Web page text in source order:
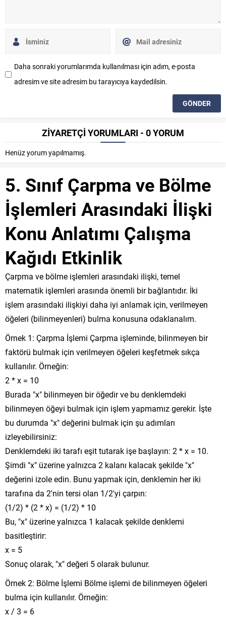
Daha sonraki yorumlarımda kullanılması için adım, e-posta
adresim ve site adresim bu tarayıcıya kaydedilsin.
ZİYARETÇİ YORUMLARI - 0 YORUM
Henüz yorum yapılmamış.
5. Sınıf Çarpma ve Bölme
İşlemleri Arasındaki İlişki
Konu Anlatımı Çalışma
Kağıdı Etkinlik
Çarpma ve bölme işlemleri arasındaki ilişki, temel
matematik işlemleri arasında önemli bir bağlantıdır. İki
işlem arasındaki ilişkiyi daha iyi anlamak için, verilmeyen
öğeleri (bilinmeyenleri) bulma konusuna odaklanalım.
Örnek 1: Çarpma İşlemi Çarpma işleminde, bilinmeyen bir
faktörü bulmak için verilmeyen öğeleri keşfetmek sıkça
kullanılır. Örneğin:
2 * x = 10
Burada "x" bilinmeyen bir öğedir ve bu denklemdeki
bilinmeyen öğeyi bulmak için işlem yapmamız gerekir. İşte
bu durumda "x" değerini bulmak için şu adımları
izleyebilirsiniz:
Denklemdeki iki tarafı eşit tutarak işe başlayın: 2 * x = 10.
Şimdi "x" üzerine yalnızca 2 kalanı kalacak şekilde "x"
değerini izole edin. Bunu yapmak için, denklemin her iki
tarafına da 2'nin tersi olan 1/2'yi çarpın:
(1/2) * (2 * x) = (1/2) * 10
Bu, "x" üzerine yalnızca 1 kalacak şekilde denklemi
basitleştirir:
x = 5
Sonuç olarak, "x" değeri 5 olarak bulunur.
Örnek 2: Bölme İşlemi Bölme işlemi de bilinmeyen öğeleri
bulma için kullanılır. Örneğin:
x / 3 = 6